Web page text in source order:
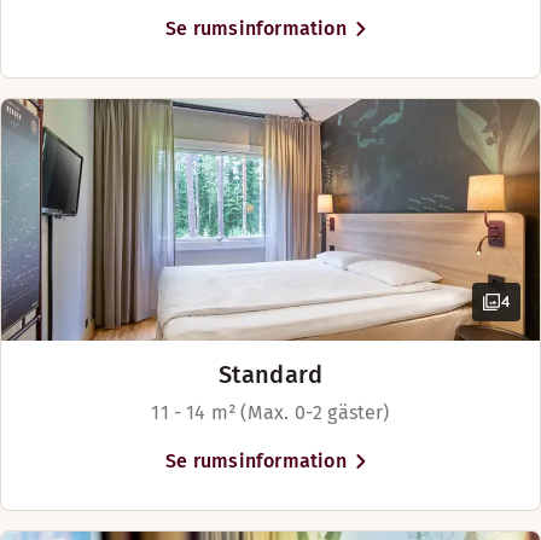
Se rumsinformation
4
Standard
11 - 14 m² (Max. 0-2 gäster)
Se rumsinformation
Plats för upp till 4 personer